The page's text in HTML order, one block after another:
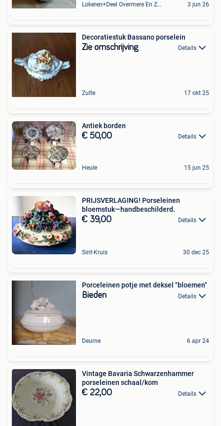
Lokeren+Deel Overmere En Zele 3 jun 26
Decoratiestuk Bassano porselein
Zie omschrijving Details
Zulte 17 okt 25
Antiek borden
€ 50,00 Details
Heule 15 jun 25
PRIJSVERLAGING! Porseleinen
bloemstuk—handbeschilderd.
€ 39,00 Details
Sint-Kruis 30 dec 25
Porceleinen potje met deksel "bloemen"
Bieden Details
Deurne 6 apr 24
Vintage Bavaria Schwarzenhammer
porseleinen schaal/kom
€ 22,00 Details